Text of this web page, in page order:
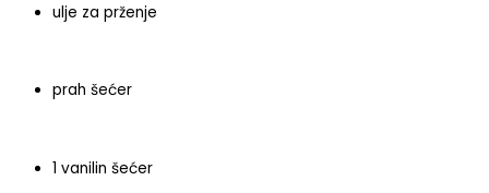
ulje za prženje
prah šećer
1 vanilin šećer